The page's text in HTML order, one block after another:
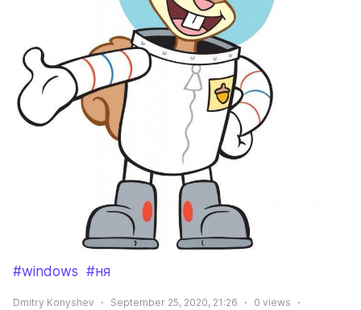
#windows #ня
Dmitry Konyshev September 25, 2020, 21:26 0 views